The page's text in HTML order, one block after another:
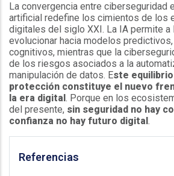
La convergencia entre ciberseguridad
artificial redefine los cimientos de los
digitales del siglo XXI. La IA permite a
evolucionar hacia modelos
cognitivos, mientras que la
de los riesgos asociados a la
manipulación de datos. Este
protección constituye el nuevo
la era digital . Porque en los
del presente, sin seguridad no hay
confianza no hay futuro digital .
Referencias